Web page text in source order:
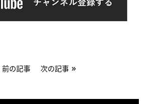
前の記事 次の記事 »